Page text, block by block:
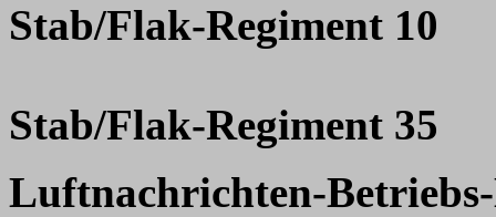
Stab/Flak-Regiment 10
Stab/Flak-Regiment 35
Luftnachrichten-